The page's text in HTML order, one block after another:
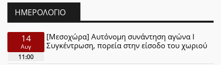
ΗΜΕΡΟΛΌΓΙΟ
14
Αυγ
11:00
[Μεσοχώρα] Αυτόνομη συνάντηση αγώνα Ι
Συγκέντρωση, πορεία στην είσοδο του χωριού